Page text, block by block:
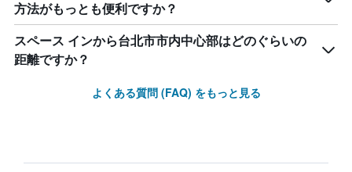
方法がもっとも便利ですか？
スペース インから台北市市内中心部はどのぐらいの
距離ですか？
よくある質問 (FAQ) をもっと見る